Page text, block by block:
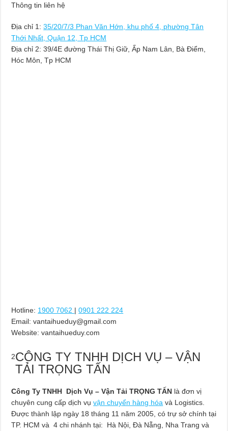
Thông tin liên hệ
Địa chỉ 1:35/20/7/3 Phan Văn Hớn, khu phố 4, phường Tân
Thới Nhất, Quận 12, Tp HCM
Địa chỉ 2: 39/4E đường Thái Thị Giữ, Ấp Nam Lân, Bà Điểm,
Hóc Môn, Tp HCM
Hotline: 1900 7062 |0901 222 224
Email: vantaihueduy@gmail.com
Website: vantaihueduy.com
2CÔNG TY TNHH DỊCH VỤ – VẬN
TẢI TRỌNG TẤN
Công Ty TNHH Dịch Vụ – Vận Tải TRỌNG TẤN là đơn vị
chuyên cung cấp dịch vụvận chuyển hàng hóa và Logistics.
Được thành lập ngày 18 tháng 11 năm 2005, có trự sở chính tại
TP. HCM và 4 chi nhánh tại: Hà Nội, Đà Nẵng, Nha Trang và